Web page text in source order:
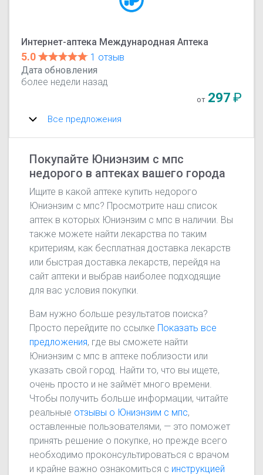
Интернет-аптека Международная Аптека
5.0
1 отзыв
Дата обновления
более недели назад
от 297₽
Все предложения
Покупайте Юниэнзим с мпс
недорого в аптеках вашего города
Ищите в какой аптеке купить недорого
Юниэнзим с мпс? Просмотрите наш список
аптек в которых Юниэнзим с мпс в наличии. Вы
также можете найти лекарства по таким
критериям, как бесплатная доставка лекарств
или быстрая доставка лекарств, перейдя на
сайт аптеки и выбрав наиболее подходящие
для вас условия покупки.
Вам нужно больше результатов поиска?
Просто перейдите по ссылке Показать все
предложения, где вы сможете найти
Юниэнзим с мпс в аптеке поблизости или
указать свой город. Найти то, что вы ищете,
очень просто и не займёт много времени.
Чтобы получить больше информации, читайте
реальные отзывы о Юниэнзим с мпс,
оставленные пользователями, — это поможет
принять решение о покупке, но прежде всего
необходимо проконсультироваться с врачом
и крайне важно ознакомиться с инструкцией